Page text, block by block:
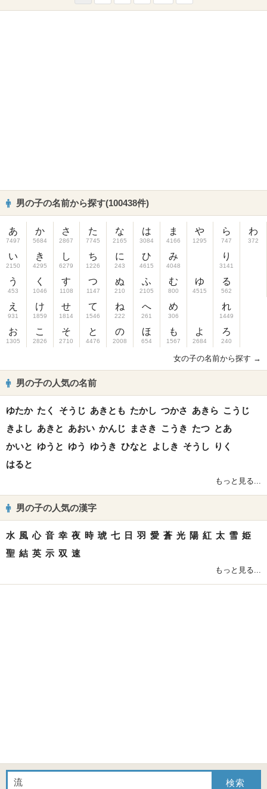
男の子の名前から探す(100438件)
あ
7497
い
2150
う
453
え
931
お
1305
か
5684
き
4295
く
1046
け
1859
こ
2826
さ
2867
し
6279
す
1108
せ
1814
そ
2710
た
7745
ち
1226
つ
1147
て
1546
と
4476
な
2165
に
243
ぬ
210
ね
222
の
2008
は
3084
ひ
4615
ふ
2105
へ
261
ほ
654
ま
4166
み
4048
む
800
め
306
も
1567
や
1295
ゆ
4515
よ
2684
ら
747
り
3141
る
562
れ
1449
ろ
240
わ
372
女の子の名前から探す →
男の子の人気の名前
ゆたか たく そうじ あきとも たかし つかさ あきら こうじ
きよし あきと あおい かんじ まさき こうき たつ とあ
かいと ゆうと ゆう ゆうき ひなと よしき そうし
りく
はると
もっと見る...
男の子の人気の漢字
水 風 心 音 幸 夜 時 琥 七 日 羽 愛 蒼 光 陽 紅 太 雪 姫
聖 結 英 示 双 速
もっと見る...